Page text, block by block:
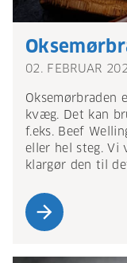
02. FEBRUAR
Oksemørbraden
kvæg. Det kan
f.eks. Beef
eller hel steg. Vi
klargør den til
arrow_forward